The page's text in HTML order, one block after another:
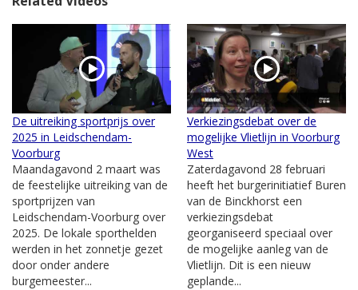
De uitreiking sportprijs over
2025 in Leidschendam-
Voorburg
Maandagavond 2 maart was
de feestelijke uitreiking van de
sportprijzen van
Leidschendam-Voorburg over
2025. De lokale sporthelden
werden in het zonnetje gezet
door onder andere
burgemeester...
Verkiezingsdebat over de
mogelijke Vlietlijn in Voorburg
West
Zaterdagavond 28 februari
heeft het burgerinitiatief Buren
van de Binckhorst een
verkiezingsdebat
georganiseerd speciaal over
de mogelijke aanleg van de
Vlietlijn. Dit is een nieuw
geplande...